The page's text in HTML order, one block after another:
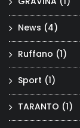
News (4)
Ruffano (1)
Sport (1)
TARANTO (1)